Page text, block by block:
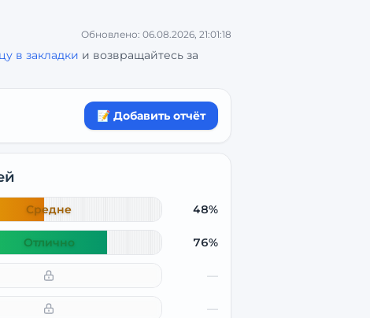
Обновлено: 06.08.2026, 21:01:18
в закладки и возвращайтесь за
📝 Добавить отчёт
Средне 48%
Отлично 76%
—
—